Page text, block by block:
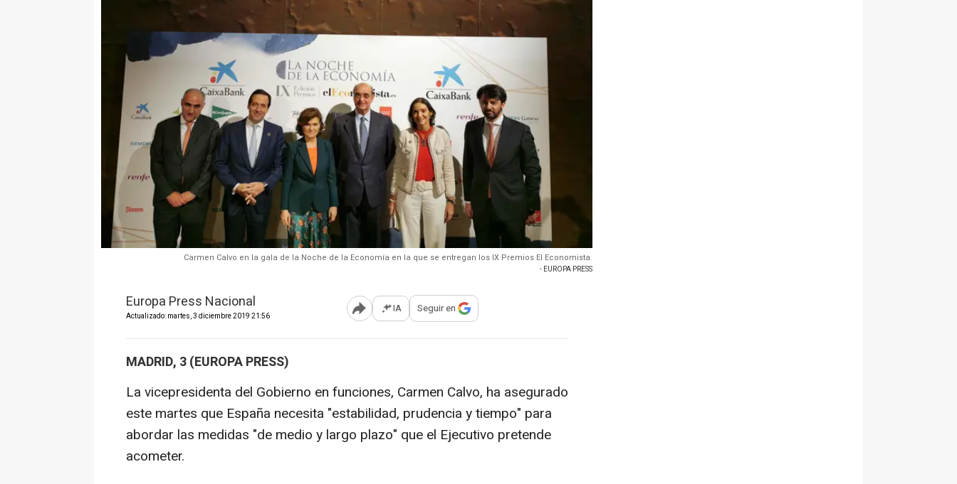
Carmen Calvo en la gala de la Noche de la Economía en la que se entregan los IX Premios El Economista.
- EUROPA PRESS
Europa Press Nacional
Actualizado: martes, 3 diciembre 2019 21:56 Abrir opciones para compartir
IA Seguir en
MADRID, 3 (EUROPA PRESS)
La vicepresidenta del Gobierno en funciones, Carmen Calvo, ha asegurado
este martes que España necesita "estabilidad, prudencia y tiempo" para
abordar las medidas "de medio y largo plazo" que el Ejecutivo pretende
acometer.